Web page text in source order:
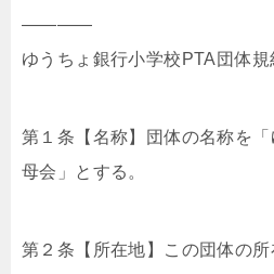
————
ゆうちょ銀行小学校PTA団体規
第１条【名称】団体の名称を
母会」とする。
第２条【所在地】この団体の